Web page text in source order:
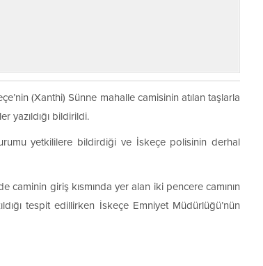
(Xanthi) Sünne mahalle camisinin atılan taşlarla
yazıldığı bildirildi.
yetkililere bildirdiği ve İskeçe polisinin derhal
caminin giriş kısmında yer alan iki pencere camının
tespit edillirken İskeçe Emniyet Müdürlüğü’nün